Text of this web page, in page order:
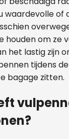
waardevolle of
houden om ze
het lastig zijn
tijdens
bagage zitten.